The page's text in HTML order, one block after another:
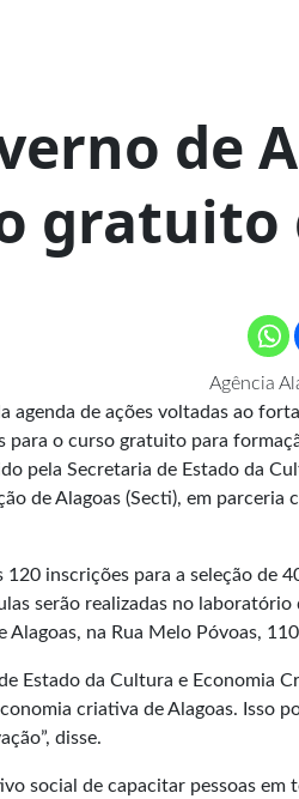
de
gratuito
Agência
agenda de ações voltadas ao
para o curso gratuito para
pela Secretaria de Estado da
de Alagoas (Secti), em
inscrições para a seleção de
serão realizadas no
Alagoas, na Rua Melo Póvoas,
Estado da Cultura e Economia
criativa de Alagoas. Isso
disse.
social de capacitar pessoas